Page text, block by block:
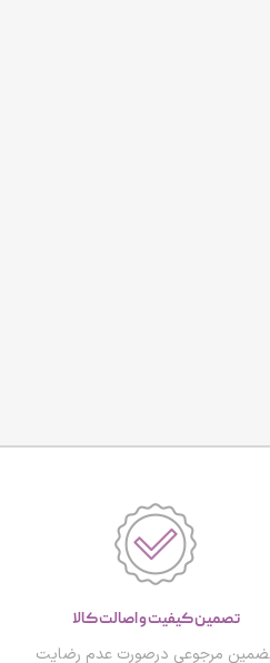
تصمین کیفیت و اصالت کالا
مرجوعی درصورت عدم رضایت